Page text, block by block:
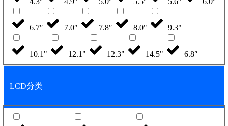
6.7″ 7.0″ 7.8″ 8.0" 9.3"
10.1" 12.1" 12.3" 14.5" 6.8″
LCD分类